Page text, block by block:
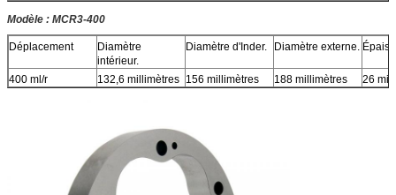
Modèle : MCR3-400
Déplacement
Diamètre
intérieur.
Diamètre d'Inder. Diamètre externe.
400 ml/r 132,6 millimètres 156 millimètres 188 millimètres 26